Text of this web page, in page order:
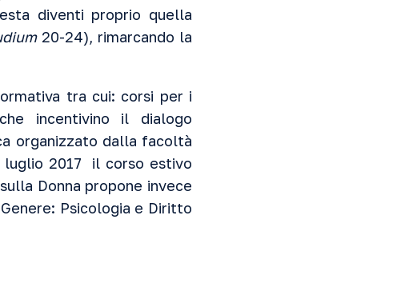
diventi proprio quella
20-24), rimarcando la
tra cui: corsi per i
incentivino il dialogo
organizzato dalla facoltà
luglio 2017 il corso estivo
Donna propone invece
Psicologia e Diritto